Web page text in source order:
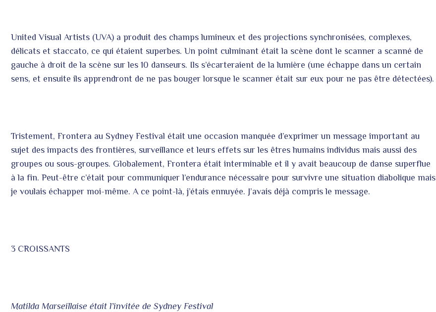
United Visual Artists (UVA) a produit des champs lumineux et des projections synchronisées, complexes,
délicats et staccato, ce qui étaient superbes. Un point culminant était la scène dont le scanner a scanné de
gauche à droit de la scène sur les 10 danseurs. Ils s’écarteraient de la lumière (une échappe dans un certain
sens, et ensuite ils apprendront de ne pas bouger lorsque le scanner était sur eux pour ne pas être détectées).
Tristement, Frontera au Sydney Festival était une occasion manquée d’exprimer un message important au
sujet des impacts des frontières, surveillance et leurs effets sur les êtres humains individus mais aussi des
groupes ou sous-groupes. Globalement, Frontera était interminable et il y avait beaucoup de danse superflue
à la fin. Peut-être c’était pour communiquer l’endurance nécessaire pour survivre une situation diabolique mais
je voulais échapper moi-même. A ce point-là, j’étais ennuyée. J’avais déjà compris le message.
3 CROISSANTS
Matilda Marseillaise était l’invitée de Sydney Festival